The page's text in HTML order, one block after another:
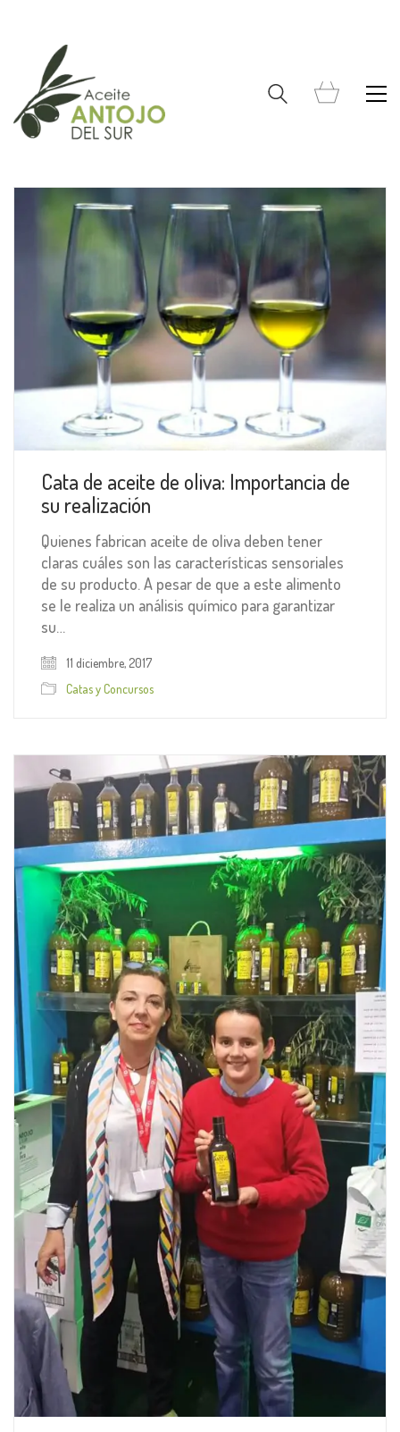
Cata de aceite de oliva: Importancia de
su realización
Quienes fabrican aceite de oliva deben tener
claras cuáles son las características sensoriales
de su producto. A pesar de que a este alimento
se le realiza un análisis químico para garantizar
su…
11 diciembre, 2017
Catas y Concursos